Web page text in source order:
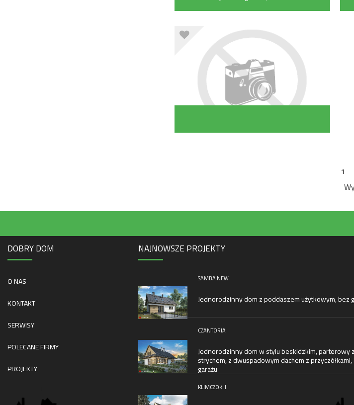
m²)
1
DOBRY DOM
O NAS
KONTAKT
SERWISY
POLECANE FIRMY
PROJEKTY
NAJNOWSZE PROJEKTY
SAMBA NEW
Jednorodzinny dom z poddaszem użytkowym, bez
CZANTORIA
Jednorodzinny dom w stylu beskidzkim, parterowy
strychem, z dwuspadowym dachem z
garażu
KLIMCZOK II